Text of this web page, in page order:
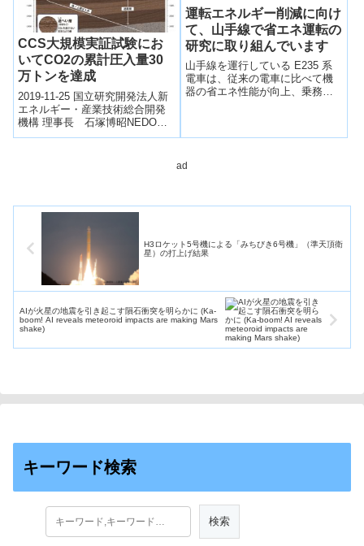
CCS大規模実証試験にお
いてCO2の累計圧入量30
万トンを達成
2019-11-25 国立研究開発法人新
エネルギー・産業技術総合開発
機構 理事長 石塚博昭NEDO
は、北海道苫小牧市における二
運転エネルギー削減に向け
て、山手線で省エネ運転の
研究に取り組んでいます
山手線を運行している E235 系
電車は、従来の電車に比べて機
器の省エネ性能が向上、乗務員
ad
H3ロケット5号機による「みちびき6号機」（準天頂衛
星）の打上げ結果
AIが火星の地震を引き起こす隕石衝突を明らかに (Ka-
boom! AI reveals meteoroid impacts are making Mars
shake)
キーワード検索